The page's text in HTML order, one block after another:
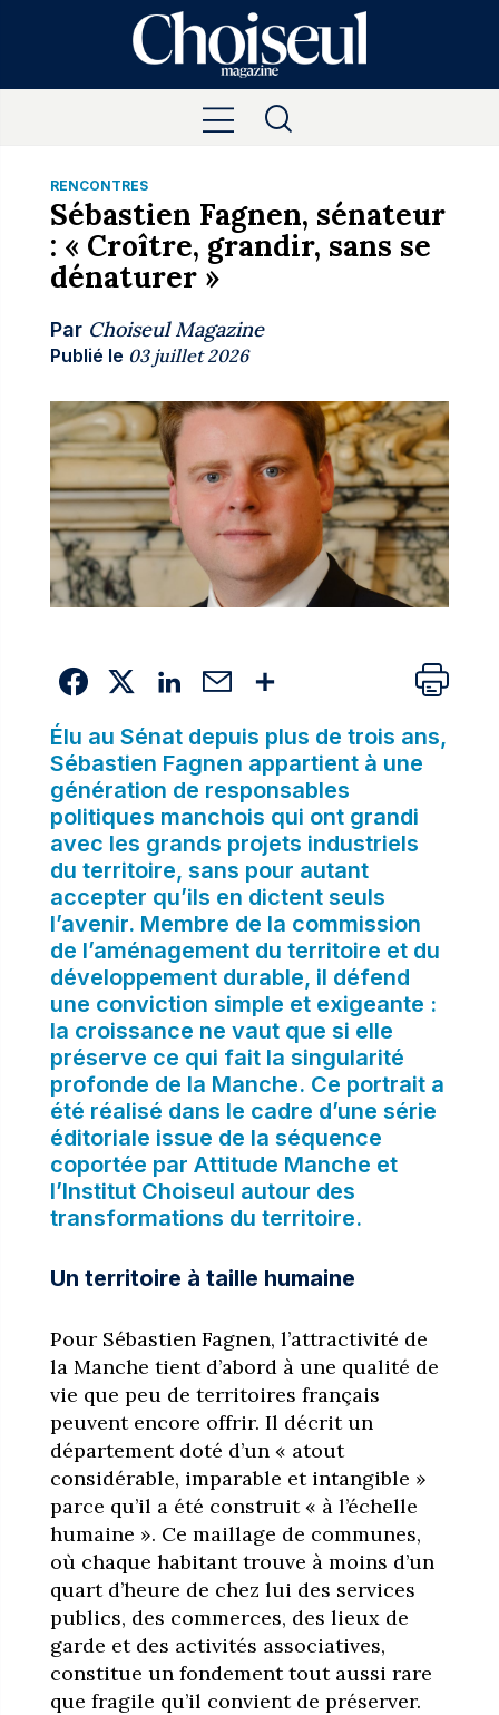
RENCONTRES
Sébastien Fagnen, sénateur
: « Croître, grandir, sans se
dénaturer »
Par Choiseul Magazine
Publié le 03 juillet 2026
Élu au Sénat depuis plus de trois ans,
Sébastien Fagnen appartient à une
génération de responsables
politiques manchois qui ont grandi
avec les grands projets industriels
du territoire, sans pour autant
accepter qu’ils en dictent seuls
l’avenir. Membre de la commission
de l’aménagement du territoire et du
développement durable, il défend
une conviction simple et exigeante :
la croissance ne vaut que si elle
préserve ce qui fait la singularité
profonde de la Manche. Ce portrait a
été réalisé dans le cadre d’une série
éditoriale issue de la séquence
coportée par Attitude Manche et
l’Institut Choiseul autour des
transformations du territoire.
Un territoire à taille humaine
Pour Sébastien Fagnen, l’attractivité de
la Manche tient d’abord à une qualité de
vie que peu de territoires français
peuvent encore offrir. Il décrit un
département doté d’un « atout
considérable, imparable et intangible »
parce qu’il a été construit « à l’échelle
humaine ». Ce maillage de communes,
où chaque habitant trouve à moins d’un
quart d’heure de chez lui des services
publics, des commerces, des lieux de
garde et des activités associatives,
constitue un fondement tout aussi rare
que fragile qu’il convient de préserver.